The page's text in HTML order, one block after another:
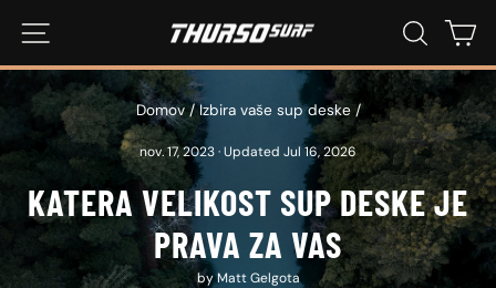
vsebino
NAVIGACIJA PO SPLETNEM MESTU ISKANJE
Domov / Izbira vaše sup deske /
nov. 17, 2023·Updated Jul 16, 2026
KATERA VELIKOST SUP DESKE JE
PRAVA ZA VAS
by Matt Gelgota